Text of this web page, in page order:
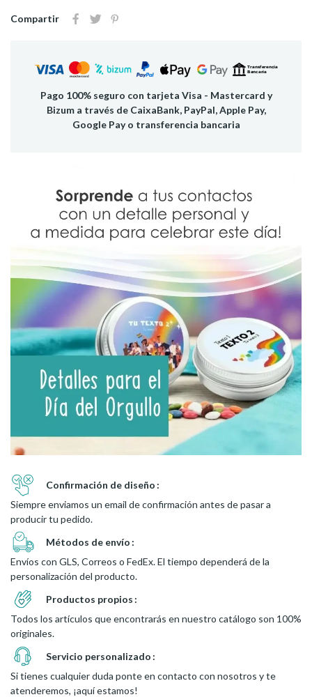
Compartir
Pago 100% seguro con tarjeta Visa - Mastercard y
Bizum a través de CaixaBank, PayPal, Apple Pay,
Google Pay o transferencia bancaria
Confirmación de diseño
Siempre enviamos un email de confirmación antes de pasar a
producir tu pedido.
Métodos de envío
Envíos con GLS, Correos o FedEx. El tiempo dependerá de la
personalización del producto.
Productos propios
Todos los artículos que encontrarás en nuestro catálogo son 100%
originales.
Servicio personalizado
Si tienes cualquier duda ponte en contacto con nosotros y te
atenderemos, ¡aquí estamos!